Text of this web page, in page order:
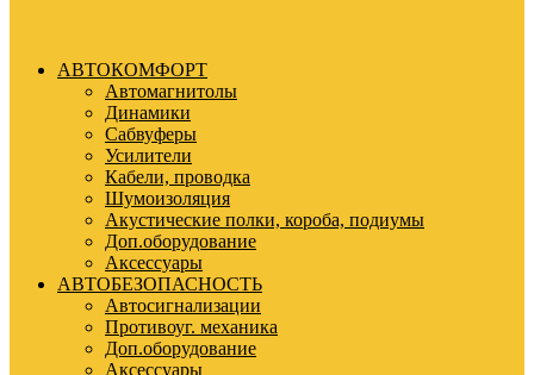
АВТОКОМФОРТ
Автомагнитолы
Динамики
Сабвуферы
Усилители
Кабели, проводка
Шумоизоляция
Акустические полки, короба, подиумы
Доп.оборудование
Аксессуары
АВТОБЕЗОПАСНОСТЬ
Автосигнализации
Противоуг. механика
Доп.оборудование
Аксессуары